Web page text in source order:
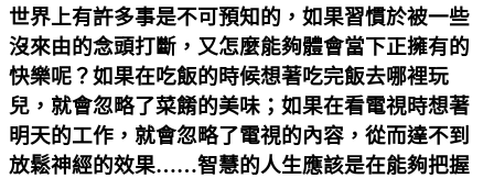
世界上有許多事是不可預知的，如果習慣於被一些
沒來由的念頭打斷，又怎麼能夠體會當下正擁有的
快樂呢？如果在吃飯的時候想著吃完飯去哪裡玩
兒，就會忽略了菜餚的美味；如果在看電視時想著
明天的工作，就會忽略了電視的內容，從而達不到
放鬆神經的效果……智慧的人生應該是在能夠把握